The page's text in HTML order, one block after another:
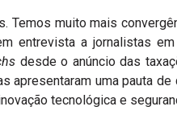
Temos muito mais
entrevista a jornalistas
desde o anúncio das
apresentaram uma pauta
tecnológica e